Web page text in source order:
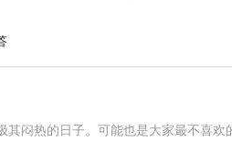
闷热的日子。可能也是大家最不喜欢